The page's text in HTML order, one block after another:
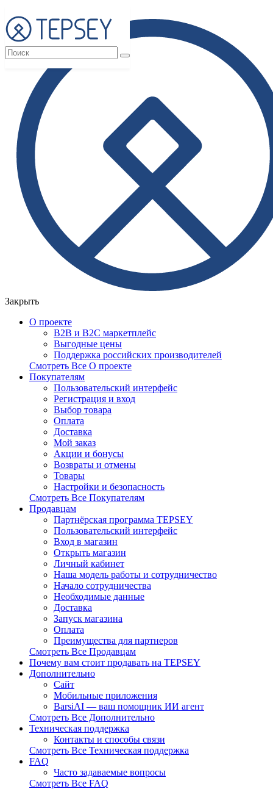
Закрыть
О проекте
B2B и B2C маркетплейс
Выгодные цены
Поддержка российских производителей
Смотреть Все О проекте
Покупателям
Пользовательский интерфейс
Регистрация и вход
Выбор товара
Оплата
Доставка
Мой заказ
Акции и бонусы
Возвраты и отмены
Товары
Настройки и безопасность
Смотреть Все Покупателям
Продавцам
Партнёрская программа TEPSEY
Пользовательский интерфейс
Вход в магазин
Открыть магазин
Личный кабинет
Наша модель работы и сотрудничество
Начало сотрудничества
Необходимые данные
Доставка
Запуск магазина
Оплата
Преимущества для партнеров
Смотреть Все Продавцам
Почему вам стоит продавать на TEPSEY
Дополнительно
Сайт
Мобильные приложения
BarsiAI — ваш помощник ИИ агент
Смотреть Все Дополнительно
Техническая поддержка
Контакты и способы связи
Смотреть Все Техническая поддержка
FAQ
Часто задаваемые вопросы
Смотреть Все FAQ